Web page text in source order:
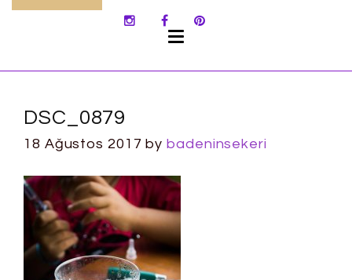
DSC_0879
18 Ağustos 2017 bybadeninsekeri